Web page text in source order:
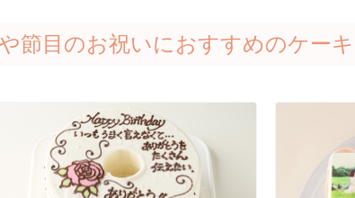
節目のお祝いにおすすめのケーキ